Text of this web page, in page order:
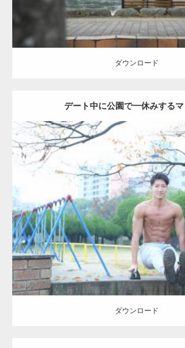
ダウンロード
デート中に公園で一休みするマ
Update:2021.07.6
Category:公園のマッチョ その他 AKIHITO(
ダウンロード
ダウンロード